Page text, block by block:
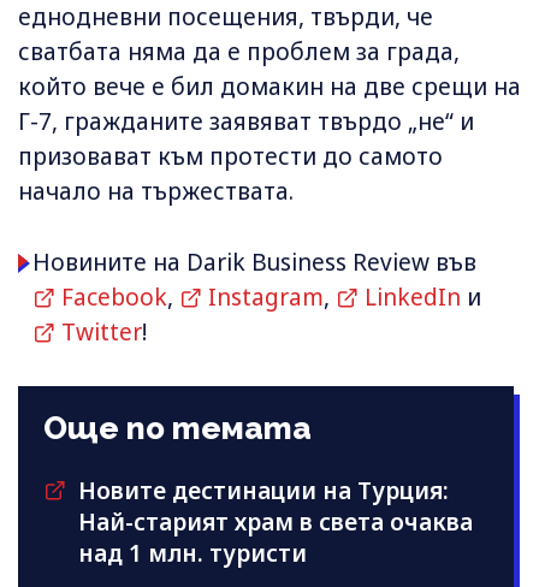
еднодневни посещения, твърди, че
сватбата няма да е проблем за града,
който вече е бил домакин на две срещи на
Г-7, гражданите заявяват твърдо „не“ и
призовават към протести до самото
начало на тържествата.
Новините на Darik Business Review във
Facebook, Instagram, LinkedIn и
Twitter!
Още по темата
Новите дестинации на Турция:
Най-старият храм в света очаква
над 1 млн. туристи